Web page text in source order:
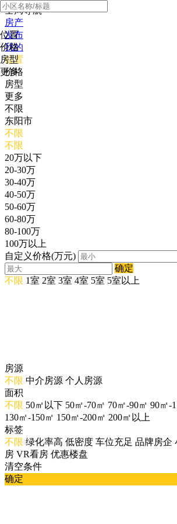
全局导航
房产
发布
我的
位置
价格
房型
更多
位置
价格
房型
更多
不限
东阳市
不限
不限
20万以下
20-30万
30-40万
40-50万
50-60万
60-80万
80-100万
100万以上
自定义价格(万元)
确定
不限 1室 2室 3室 4室 5室 5室以上
房源
不限 中介房源 个人房源
面积
不限 50㎡以下 50㎡-70㎡ 70㎡-90㎡ 90㎡-
130㎡-150㎡ 150㎡-200㎡ 200㎡以上
标签
不限 绿化率高 低密度 车位充足 品牌房企
房 VR看房 优惠楼盘
清空条件
确定